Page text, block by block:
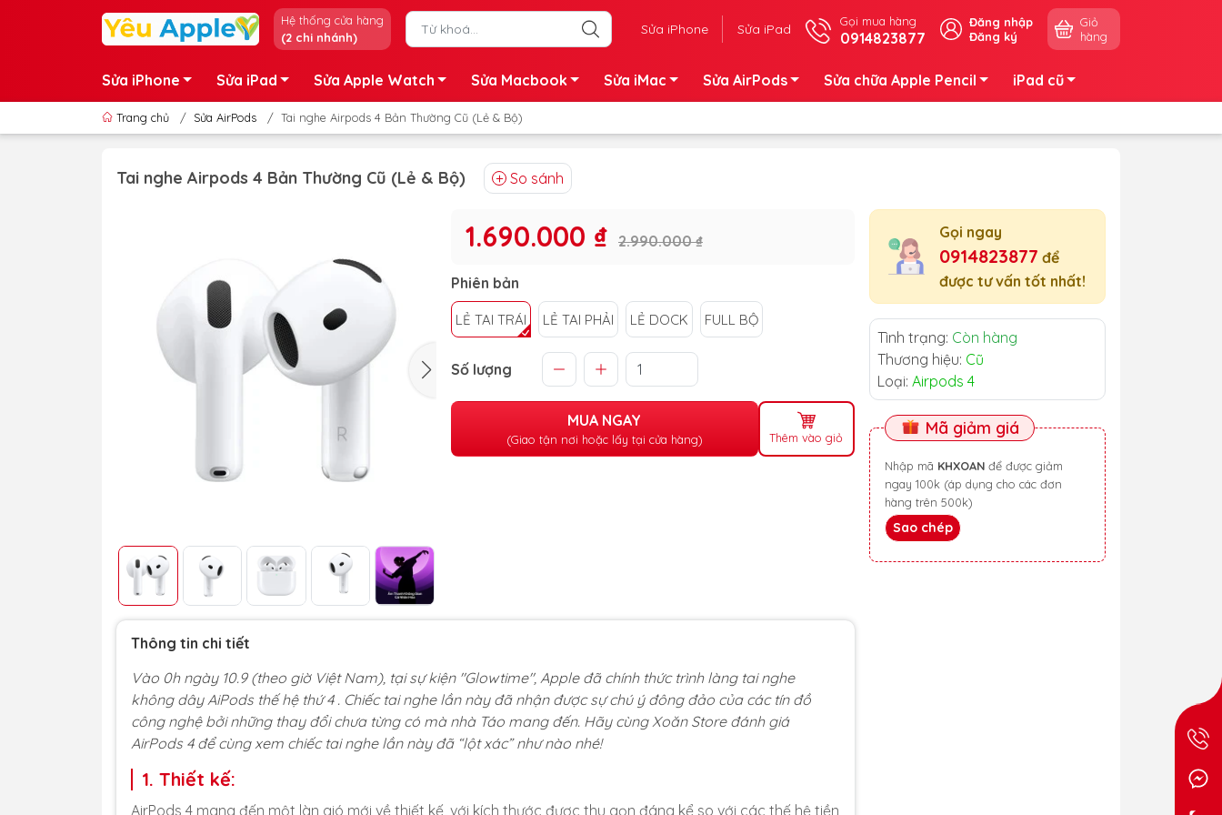
Hệ thống cửa hàng
(2 chi nhánh)
Sửa iPhone Sửa iPad Gọi mua hàng
0914823877
Đăng nhập
Đăng ký
Giỏ
hàng
Sửa iPhone Sửa iPad Sửa Apple Watch Sửa Macbook Sửa iMac Sửa AirPods Sửa chữa Apple Pencil iPad cũ
Trang chủ / Sửa AirPods / Tai nghe Airpods 4 Bản Thường Cũ (Lẻ & Bộ)
Tai nghe Airpods 4 Bản Thường Cũ (Lẻ & Bộ) So sánh
1.690.000 ₫ 2.990.000 ₫
Phiên bản
LẺ TAI TRÁI LẺ TAI PHẢI LẺ DOCK FULL BỘ
Số lượng
MUA NGAY
(Giao tận nơi hoặc lấy tại cửa hàng) Thêm vào giỏ
Gọi ngay
0914823877 để
được tư vấn tốt nhất!
Tình trạng: Còn hàng
Thương hiệu: Cũ
Loại: Airpods 4
Mã giảm giá
Nhập mã KHXOAN
ngay 100k (áp dụng cho các đơn
hàng trên 500k)
Sao chép
Thông tin chi tiết
Vào 0h ngày 10.9 (theo giờ Việt Nam), tại sự kiện "Glowtime", Apple đã chính thức trình làng tai nghe
không dây AiPods thế hệ thứ 4 . Chiếc tai nghe lần này đã nhận được sự chú ý đông đảo của các tín đồ
công nghệ bởi những thay đổi chưa từng có mà nhà Táo mang đến. Hãy cùng Xoăn Store đánh giá
AirPods 4 để cùng xem chiếc tai nghe lần này đã “lột xác” như nào nhé!
1. Thiết kế:
AirPods 4 mang đến một làn gió mới về thiết kế, với kích thước được thu gọn đáng kể so với các thế hệ tiền